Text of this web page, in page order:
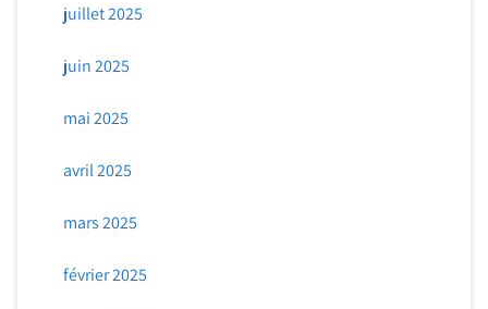
juillet 2025
juin 2025
mai 2025
avril 2025
mars 2025
février 2025